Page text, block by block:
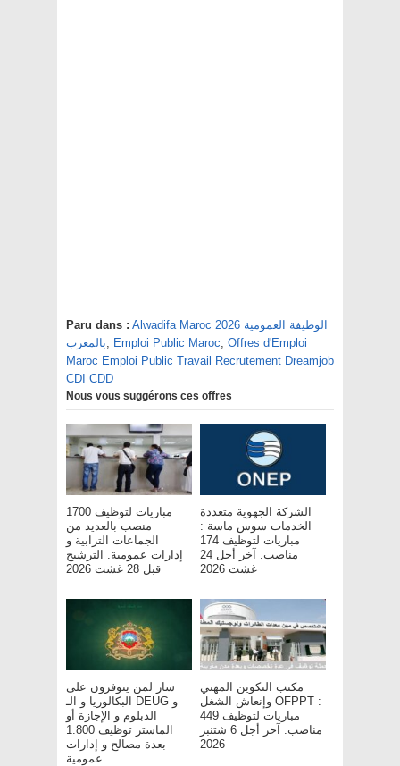
Paru dans : Alwadifa Maroc 2026 الوظيفة العمومية
بالمغرب, Emploi Public Maroc, Offres d'Emploi
Maroc Emploi Public Travail Recrutement Dreamjob
CDI CDD
Nous vous suggérons ces offres
مباريات لتوظيف 1700
منصب بالعديد من
الجماعات الترابية و
إدارات عمومية. الترشيح
قبل 28 غشت 2026
الشركة الجهوية متعددة
الخدمات سوس ماسة :
مباريات لتوظيف 174
مناصب. آخر أجل 24
غشت 2026
سار لمن يتوفرون على
البكالوريا و الـ DEUG و
الدبلوم و الإجازة أو
الماستر توظيف 1.800
بعدة مصالح و إدارات
عمومية
مكتب التكوين المهني
وإنعاش الشغل OFPPT :
مباريات لتوظيف 449
مناصب. آخر أجل 6 شتنبر
2026